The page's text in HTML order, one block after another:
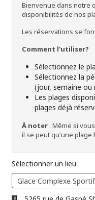
Bienvenue dans notre
disponibilités de nos
Les réservations se
Comment l'utiliser?
Sélectionnez le
Sélectionnez la
(jour, semaine ou
Les plages
plages déjà
À noter: Même si
il se peut qu'une plage
Sélectionner un lieu